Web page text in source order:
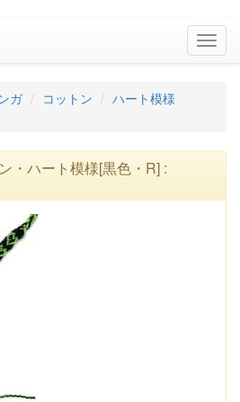
ガ コットン
ハート模様
・ハート模様[黒色・R] :